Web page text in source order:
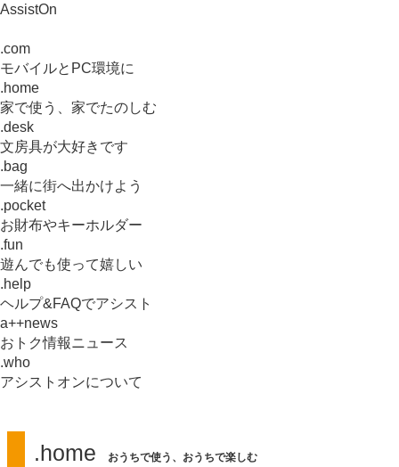
.home おうちで使う、おうちで楽しむ
AssistOn
.com
モバイルとPC環境に
.home
家で使う、家でたのしむ
.desk
文房具が大好きです
.bag
一緒に街へ出かけよう
.pocket
お財布やキーホルダー
.fun
遊んでも使って嬉しい
.help
ヘルプ&FAQでアシスト
a++news
おトク情報ニュース
.who
アシストオンについて